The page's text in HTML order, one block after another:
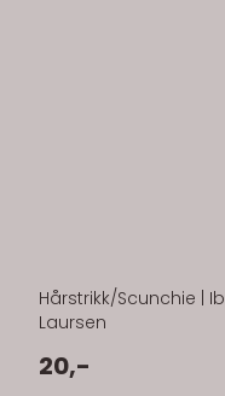
Hårstrikk/Scunchie | Ib
Laursen
20,-